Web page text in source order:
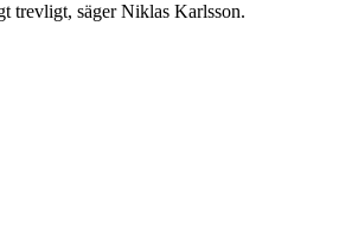
trevligt, säger Niklas Karlsson.